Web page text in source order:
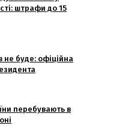
штрафи до 15
не буде: офіційна
перебувають в